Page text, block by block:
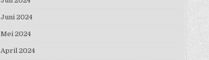
Juni 2024
Mei 2024
April 2024